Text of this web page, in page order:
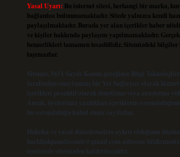
Yasal Uyarı: Bu internet sitesi, herhangi bir marka,
bağlantısı bulunmamaktadır. Sitede yalnızca kendi
paylaşılmaktadır. Burada yer alan içerikler haber
ve kişiler hakkında paylaşım yapılmamaktadır.
benzerlikleri tamamen tesadüfidir. Sitemizdeki
taşımazlar.
Sitemiz, 5651 Sayılı Kanun gereğince Bilgi
tarafından onaylanmış bir Yer Sağlayıcı olarak
içerikleri proaktif olarak denetleme veya araştırma
Ancak, üyelerimiz yazdıkları içeriklerin
bu sorumluluğu kabul etmiş sayılırlar.
Hukuka ve yasal düzenlemelere aykırı olduğunu
backlinkpanelicomtr@gmail.com adresine
içerisinde sitemizden kaldırılacaktır.